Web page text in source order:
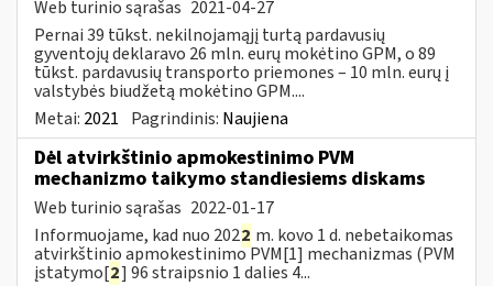
Web turinio sąrašas 2021-04-27
Pernai 39 tūkst. nekilnojamąjį turtą pardavusių
gyventojų deklaravo 26 mln. eurų mokėtino GPM, o 89
tūkst. pardavusių transporto priemones – 10 mln. eurų į
valstybės biudžetą mokėtino GPM....
Metai: 2021 Pagrindinis: Naujiena
Dėl atvirkštinio apmokestinimo PVM
mechanizmo taikymo standiesiems diskams
Web turinio sąrašas 2022-01-17
Informuojame, kad nuo 2022 m. kovo 1 d. nebetaikomas
atvirkštinio apmokestinimo PVM[1] mechanizmas (PVM
įstatymo[2] 96 straipsnio 1 dalies 4...